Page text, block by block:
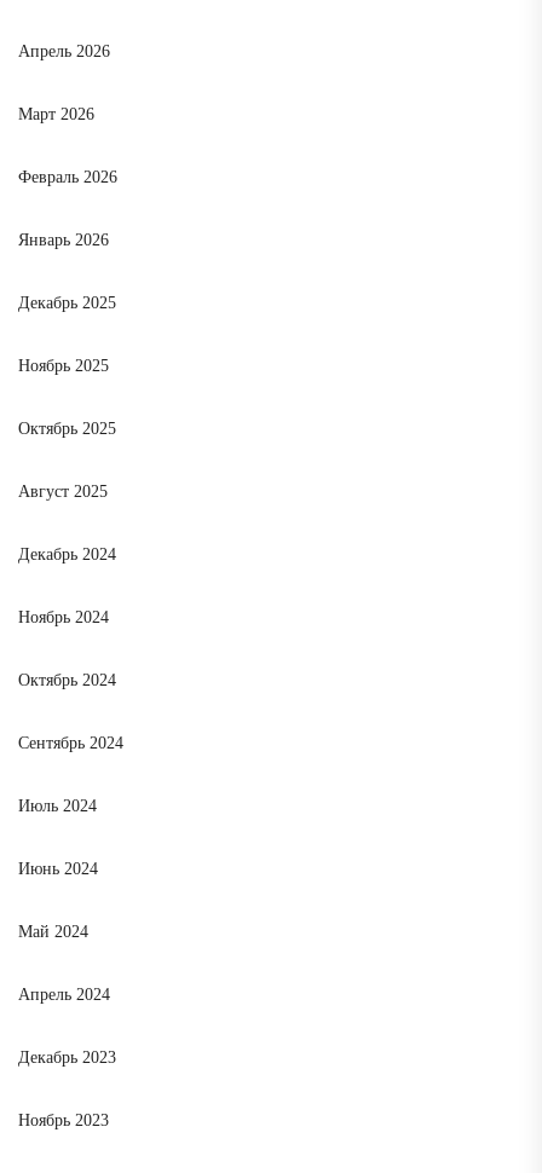
Апрель 2026
Март 2026
Февраль 2026
Январь 2026
Декабрь 2025
Ноябрь 2025
Октябрь 2025
Август 2025
Декабрь 2024
Ноябрь 2024
Октябрь 2024
Сентябрь 2024
Июль 2024
Июнь 2024
Май 2024
Апрель 2024
Декабрь 2023
Ноябрь 2023